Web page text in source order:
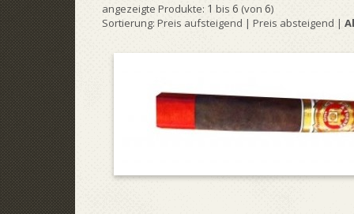
angezeigte Produkte: 1 bis 6 (von 6)
Sortierung: Preis aufsteigend | Preis absteigend |